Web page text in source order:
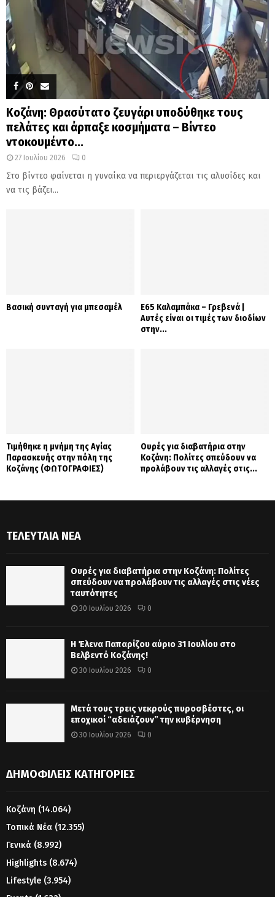
Κοζάνη: Θρασύτατο ζευγάρι υποδύθηκε τους
πελάτες και άρπαξε κοσμήματα – Βίντεο
ντοκουμέντο...
27 Ιουλίου 2026 0
Στο βίντεο φαίνεται η γυναίκα να περιεργάζεται τις αλυσίδες και
να τις βάζει...
Βασική συνταγή για μπεσαμέλ
Ε65 Καλαμπάκα – Γρεβενά |
Αυτές είναι οι τιμές των διοδίων
στην...
Τιμήθηκε η μνήμη της Αγίας
Παρασκευής στην πόλη της
Κοζάνης (ΦΩΤΟΓΡΑΦΙΕΣ)
Ουρές για διαβατήρια στην
Κοζάνη: Πολίτες σπεύδουν να
προλάβουν τις αλλαγές στις...
ΤΕΛΕΥΤΑΊΑ ΝΈΑ
Ουρές για διαβατήρια στην Κοζάνη: Πολίτες
σπεύδουν να προλάβουν τις αλλαγές στις νέες
ταυτότητες
30 Ιουλίου 2026 0
Η Έλενα Παπαρίζου αύριο 31 Ιουλίου στο
Βελβεντό Κοζάνης!
30 Ιουλίου 2026 0
Μετά τους τρεις νεκρούς πυροσβέστες, οι
εποχικοί “αδειάζουν” την κυβέρνηση
30 Ιουλίου 2026 0
ΔΗΜΟΦΙΛΕΊΣ ΚΑΤΗΓΟΡΊΕΣ
Κοζάνη (14.064)
Τοπικά Νέα (12.355)
Γενικά (8.992)
Highlights (8.674)
Lifestyle (3.954)